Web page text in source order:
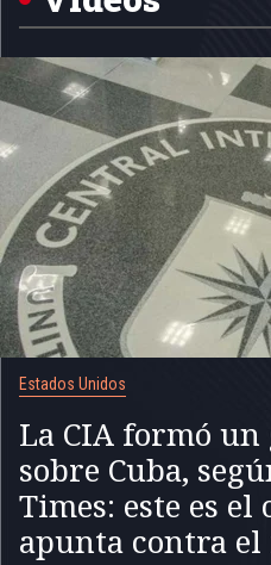
Estados Unidos
La CIA formó
sobre Cuba,
Times: este es
apunta contra